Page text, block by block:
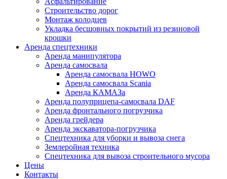
Строительство дорог
Монтаж колодцев
Укладка бесшовных покрытий из резиновой
крошки
Аренда спецтехники
Аренда манипулятора
Аренда самосвала
Аренда самосвала HOWO
Аренда самосвала Scania
Аренда КАМАЗа
Аренда полуприцепа-самосвала DAF
Аренда фронтального погрузчика
Аренда грейдера
Аренда экскаватора-погрузчика
Спецтехника для уборки и вывоза снега
Землеройная техника
Спецтехника для вывоза строительного мусора
Цены
Контакты